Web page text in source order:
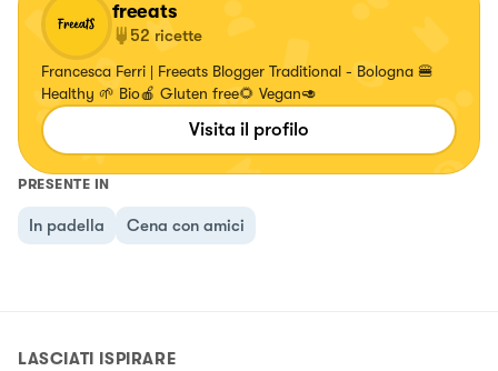
freeats
52 ricette
Francesca Ferri | Freeats Blogger Traditional - Bologna 🍔
Healthy 🌱 Bio🍎 Gluten free🌻 Vegan🥑
Visita il profilo
PRESENTE IN
In padella Cena con amici
LASCIATI ISPIRARE